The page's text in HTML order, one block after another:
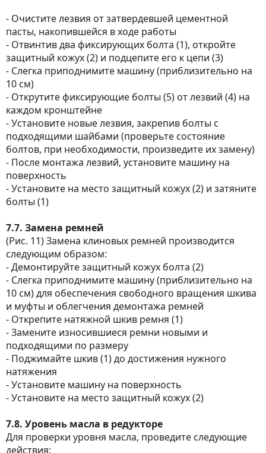
- Очистите лезвия от затвердевшей цементной
пасты, накопившейся в ходе работы
- Отвинтив два фиксирующих болта (1), откройте
защитный кожух (2) и подцепите его к цепи (3)
- Слегка приподнимите машину (приблизительно на
10 см)
- Открутите фиксирующие болты (5) от лезвий (4) на
каждом кронштейне
- Установите новые лезвия, закрепив болты с
подходящими шайбами (проверьте состояние
болтов, при необходимости, произведите их замену)
- После монтажа лезвий, установите машину на
поверхность
- Установите на место защитный кожух (2) и затяните
болты (1)
7.7. Замена ремней
(Рис. 11) Замена клиновых ремней производится
следующим образом:
- Демонтируйте защитный кожух болта (2)
- Слегка приподнимите машину (приблизительно на
10 см) для обеспечения свободного вращения шкива
и муфты и облегчения демонтажа ремней
- Открепите натяжной шкив ремня (1)
- Замените износившиеся ремни новыми и
подходящими по размеру
- Поджимайте шкив (1) до достижения нужного
натяжения
- Установите машину на поверхность
- Установите на место защитный кожух (2)
7.8. Уровень масла в редукторе
Для проверки уровня масла, проведите следующие
действия: